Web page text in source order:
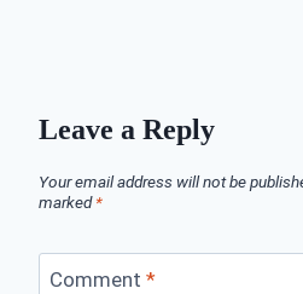
Leave a Reply
Your email address will not be
marked*
Comment *